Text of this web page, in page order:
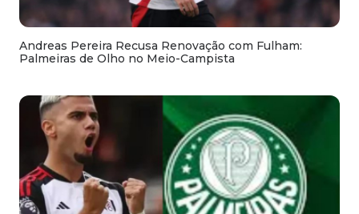
Andreas Pereira Recusa Renovação com Fulham:
Palmeiras de Olho no Meio-Campista